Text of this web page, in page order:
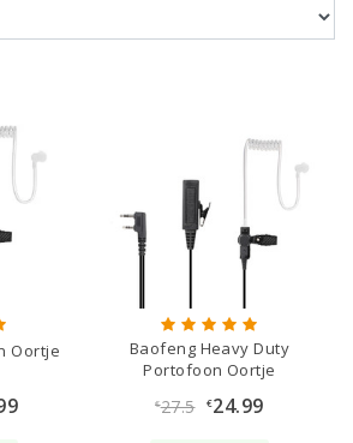
Oortje
Baofeng Heavy Duty
Portofoon Oortje
€27.5 €24.99